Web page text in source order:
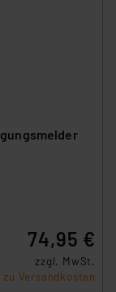
74,95 €
zzgl. MwSt.
Versandkosten